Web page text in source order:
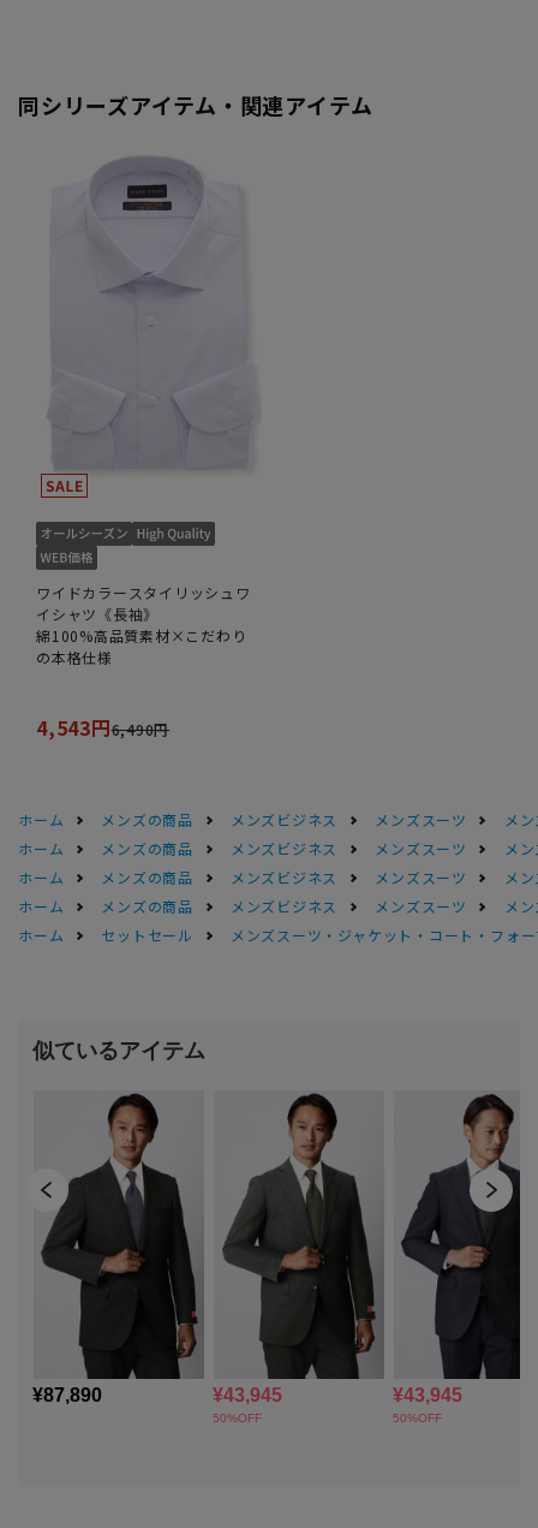
同シリーズアイテム・関連アイテム
ワイドカラースタイリッシュワ
イシャツ《長袖》
綿100%高品質素材×こだわり
の本格仕様
4,543円6,490円
ホーム メンズの商品 メンズビジネス メンズスーツ
メ
ホーム
メンズの商品 メンズビジネス メンズスーツ
メ
ホーム
メンズの商品 メンズビジネス メンズスーツ
メ
ホーム
メンズの商品 メンズビジネス メンズスーツ
メ
ホーム
セットセール メンズスーツ・ジャケット・コート・フォ